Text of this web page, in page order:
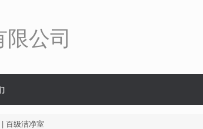
公司
百级洁净室